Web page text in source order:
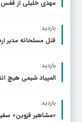
مهدی خلیلی از قفس
بازدید:
قتل مسلحانه مدیر
بازدید:
المپیاد شیمی هیچ
بازدید:
«مشاهیر قزوین»